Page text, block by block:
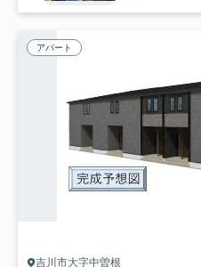
アパート
吉川市大字中曽根